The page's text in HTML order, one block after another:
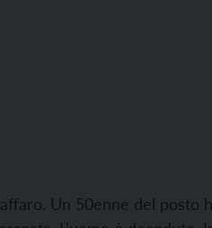
Un 50enne del posto